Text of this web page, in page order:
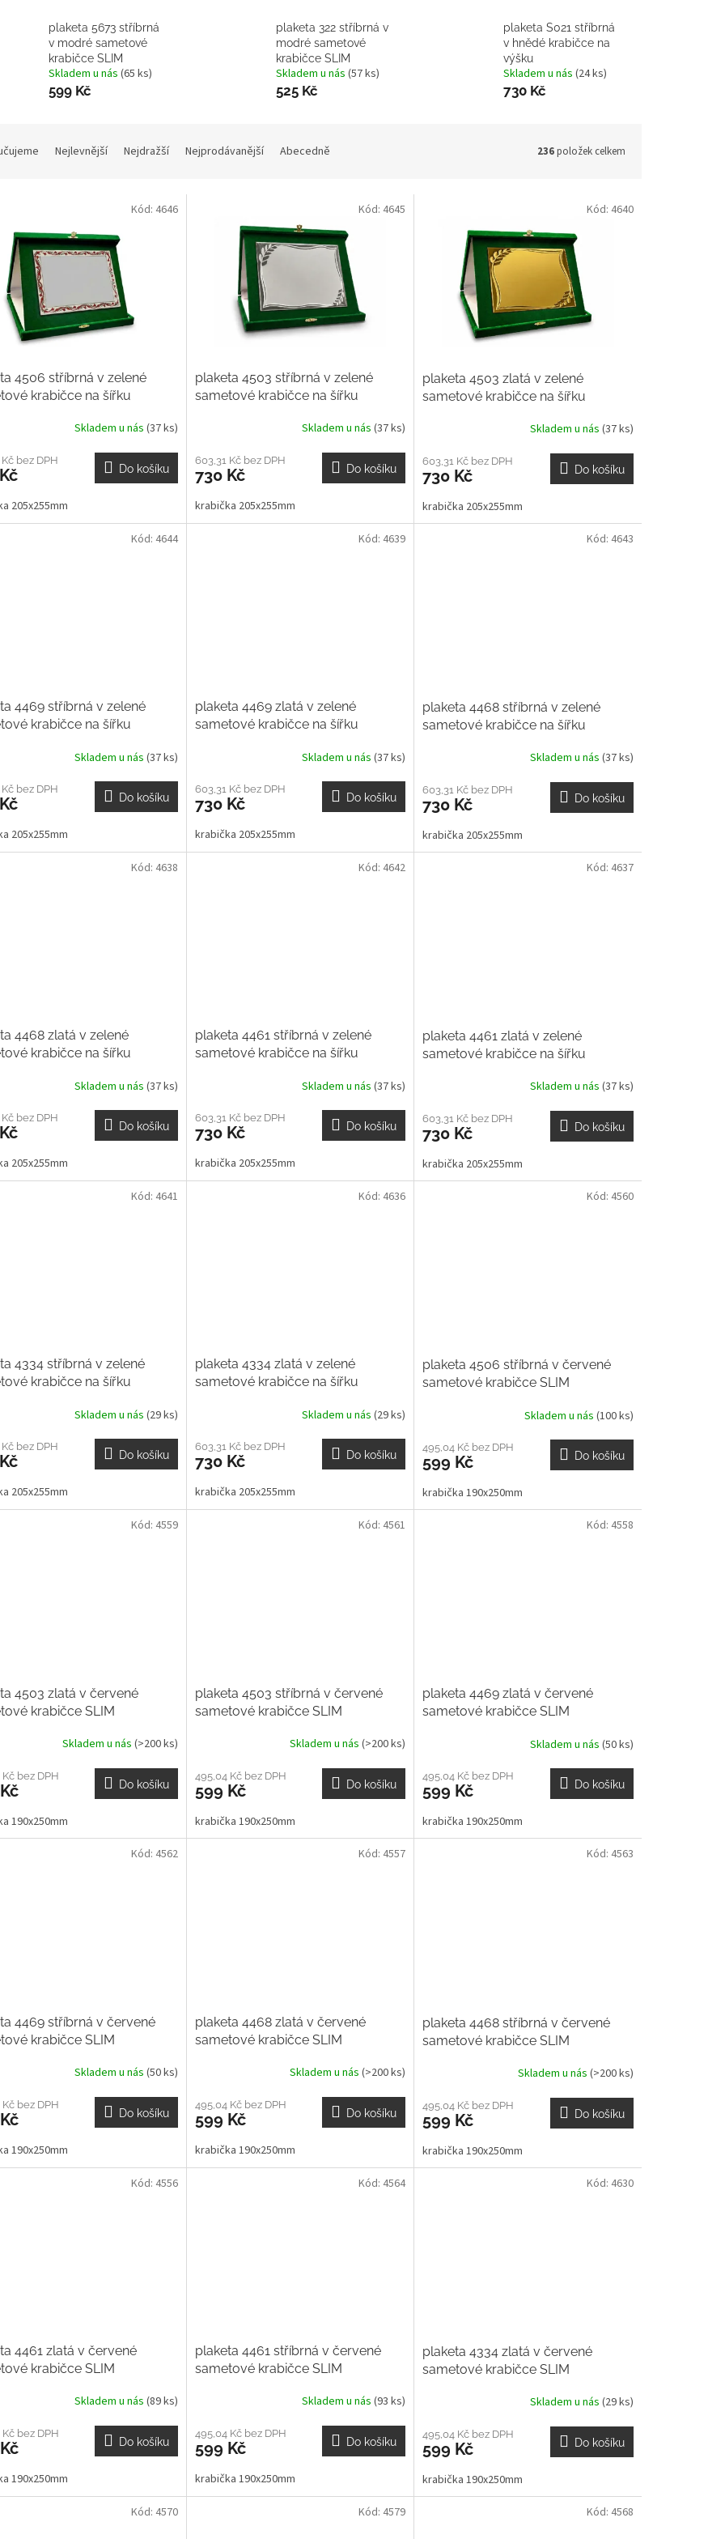
plaketa 5673 stříbrná
v modré sametové
krabičce SLIM
Skladem u nás (65 ks)
599 Kč
plaketa 322 stříbrná v
modré sametové
krabičce SLIM
Skladem u nás (57 ks)
525 Kč
plaketa S021 stříbrná
v hnědé krabičce na
výšku
Skladem u nás (24 ks)
730 Kč
Nejlevnější Nejdražší Nejprodávanější Abecedně 236položek celkem
4506 stříbrná v zelené
krabičce na šířku
Skladem u nás (37 ks)
bez DPH
Do košíku
205x255mm
Kód: 4646
plaketa 4503 stříbrná v zelené
sametové krabičce na šířku
Skladem u nás (37 ks)
603,31 Kč bez DPH
730 Kč Do košíku
krabička 205x255mm
Kód: 4645
plaketa 4503 zlatá v zelené
sametové krabičce na šířku
Skladem u nás (37 ks)
603,31 Kč bez DPH
730 Kč Do košíku
krabička 205x255mm
Kód: 4640
4469 stříbrná v zelené
krabičce na šířku
Skladem u nás (37 ks)
bez DPH
Do košíku
205x255mm
Kód: 4644
plaketa 4469 zlatá v zelené
sametové krabičce na šířku
Skladem u nás (37 ks)
603,31 Kč bez DPH
730 Kč Do košíku
krabička 205x255mm
Kód: 4639
plaketa 4468 stříbrná v zelené
sametové krabičce na šířku
Skladem u nás (37 ks)
603,31 Kč bez DPH
730 Kč Do košíku
krabička 205x255mm
Kód: 4643
4468 zlatá v zelené
krabičce na šířku
Skladem u nás (37 ks)
bez DPH
Do košíku
205x255mm
Kód: 4638
plaketa 4461 stříbrná v zelené
sametové krabičce na šířku
Skladem u nás (37 ks)
603,31 Kč bez DPH
730 Kč Do košíku
krabička 205x255mm
Kód: 4642
plaketa 4461 zlatá v zelené
sametové krabičce na šířku
Skladem u nás (37 ks)
603,31 Kč bez DPH
730 Kč Do košíku
krabička 205x255mm
Kód: 4637
4334 stříbrná v zelené
krabičce na šířku
Skladem u nás (29 ks)
bez DPH
Do košíku
205x255mm
Kód: 4641
plaketa 4334 zlatá v zelené
sametové krabičce na šířku
Skladem u nás (29 ks)
603,31 Kč bez DPH
730 Kč Do košíku
krabička 205x255mm
Kód: 4636
plaketa 4506 stříbrná v červené
sametové krabičce SLIM
Skladem u nás (100 ks)
495,04 Kč bez DPH
599 Kč Do košíku
krabička 190x250mm
Kód: 4560
4503 zlatá v červené
krabičce SLIM
Skladem u nás (>200 ks)
bez DPH
Do košíku
190x250mm
Kód: 4559
plaketa 4503 stříbrná v červené
sametové krabičce SLIM
Skladem u nás (>200 ks)
495,04 Kč bez DPH
599 Kč Do košíku
krabička 190x250mm
Kód: 4561
plaketa 4469 zlatá v červené
sametové krabičce SLIM
Skladem u nás (50 ks)
495,04 Kč bez DPH
599 Kč Do košíku
krabička 190x250mm
Kód: 4558
4469 stříbrná v červené
krabičce SLIM
Skladem u nás (50 ks)
bez DPH
Do košíku
190x250mm
Kód: 4562
plaketa 4468 zlatá v červené
sametové krabičce SLIM
Skladem u nás (>200 ks)
495,04 Kč bez DPH
599 Kč Do košíku
krabička 190x250mm
Kód: 4557
plaketa 4468 stříbrná v červené
sametové krabičce SLIM
Skladem u nás (>200 ks)
495,04 Kč bez DPH
599 Kč Do košíku
krabička 190x250mm
Kód: 4563
4461 zlatá v červené
krabičce SLIM
Skladem u nás (89 ks)
bez DPH
Do košíku
190x250mm
Kód: 4556
plaketa 4461 stříbrná v červené
sametové krabičce SLIM
Skladem u nás (93 ks)
495,04 Kč bez DPH
599 Kč Do košíku
krabička 190x250mm
Kód: 4564
plaketa 4334 zlatá v červené
sametové krabičce SLIM
Skladem u nás (29 ks)
495,04 Kč bez DPH
599 Kč Do košíku
krabička 190x250mm
Kód: 4630
Kód: 4570 Kód: 4579 Kód: 4568